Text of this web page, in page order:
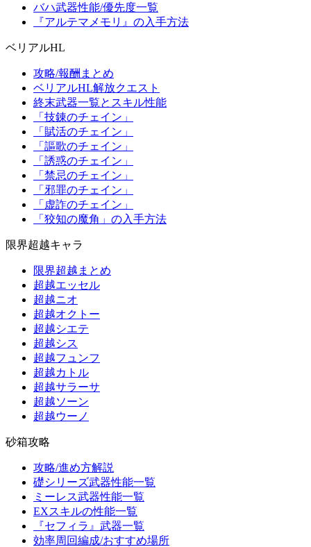
バハ武器性能/優先度一覧
『アルテマメモリ』の入手方法
ベリアルHL
攻略/報酬まとめ
ベリアルHL解放クエスト
終末武器一覧とスキル性能
「技錬のチェイン」
「賦活のチェイン」
「謳歌のチェイン」
「誘惑のチェイン」
「禁忌のチェイン」
「邪罪のチェイン」
「虚詐のチェイン」
「狡知の魔角」の入手方法
限界超越キャラ
限界超越まとめ
超越エッセル
超越ニオ
超越オクトー
超越シエテ
超越シス
超越フュンフ
超越カトル
超越サラーサ
超越ソーン
超越ウーノ
砂箱攻略
攻略/進め方解説
礎シリーズ武器性能一覧
ミーレス武器性能一覧
EXスキルの性能一覧
『セフィラ』武器一覧
効率周回編成/おすすめ場所